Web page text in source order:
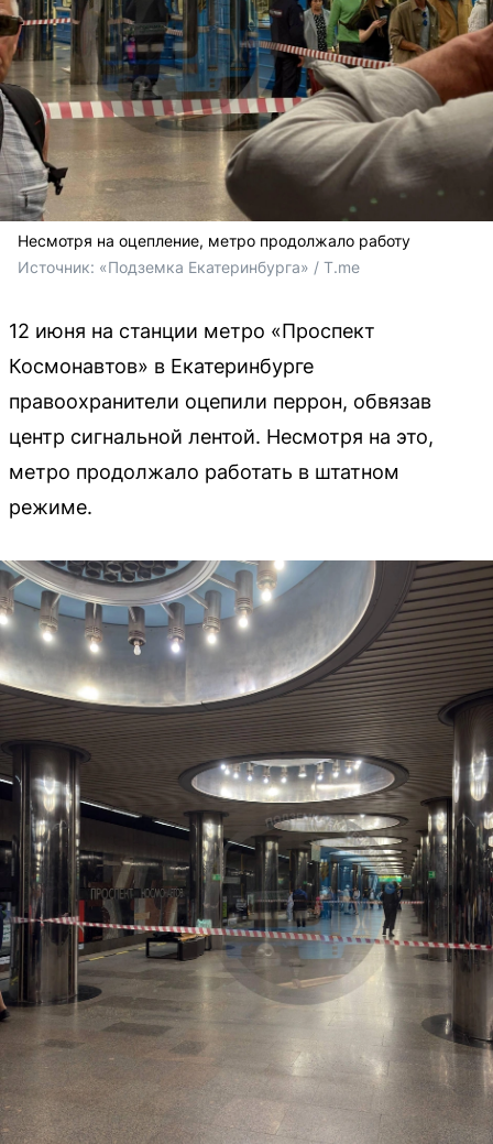
Несмотря на оцепление, метро продолжало работу
Источник: «Подземка Екатеринбурга» / T.me
12 июня на станции метро «Проспект
Космонавтов» в Екатеринбурге
правоохранители оцепили перрон, обвязав
центр сигнальной лентой. Несмотря на это,
метро продолжало работать в штатном
режиме.